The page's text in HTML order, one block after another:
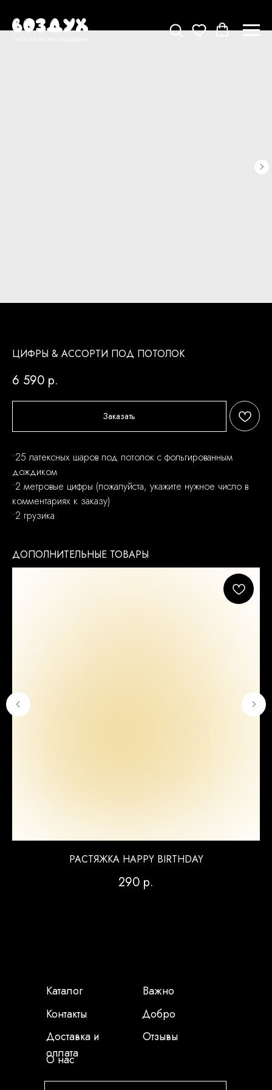
ЦИФРЫ & АССОРТИ ПОД ПОТОЛОК
6 590 р.
Заказать
•25 латексных шаров под потолок с фольгированным
дождиком
•2 метровые цифры (пожалуйста, укажите нужное число в
комментариях к заказу)
•2 грузика
ДОПОЛНИТЕЛЬНЫЕ ТОВАРЫ
РАСТЯЖКА HAPPY BIRTHDAY
290 р.
Каталог
Контакты
Доставка и
оплата
О нас
Важно
Добро
Отзывы